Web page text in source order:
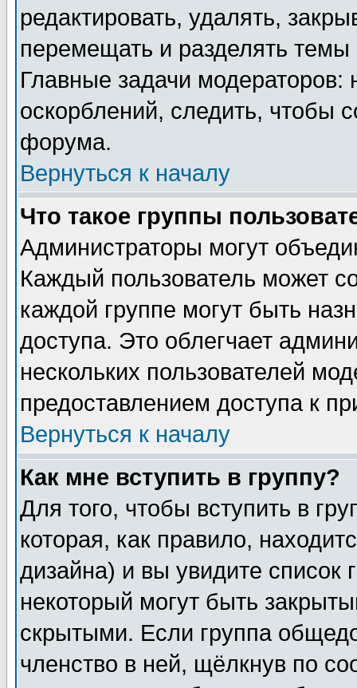
редактировать, удалять,
перемещать и разделять
Главные задачи
оскорблений, следить, чтобы
форума.
Вернуться к началу
Что такое группы
Администраторы могут
Каждый пользователь может
каждой группе могут быть
доступа. Это облегчает
нескольких пользователей
предоставлением доступа к
Вернуться к началу
Как мне вступить в группу?
Для того, чтобы вступить в
которая, как правило,
дизайна) и вы увидите список
некоторый могут быть
скрытыми. Если группа
членство в ней, щёлкнув по